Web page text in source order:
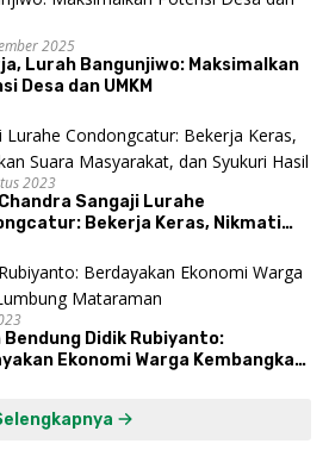
2025
Lurah Bangunjiwo: Maksimalkan
Desa dan UMKM
2023
Sangaji Lurahe
Bekerja Keras, Nikmati
Hasil
Bendung Didik Rubiyanto:
Ekonomi Warga Kembangkan